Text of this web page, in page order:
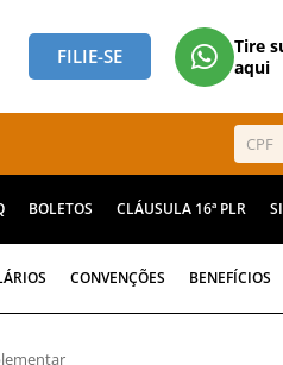
FILIE-SE
Tire
aqui
BOLETOS CLÁUSULA 16ª PLR
CONVENÇÕES BENEFÍCIOS